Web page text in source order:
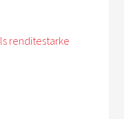
renditestarke